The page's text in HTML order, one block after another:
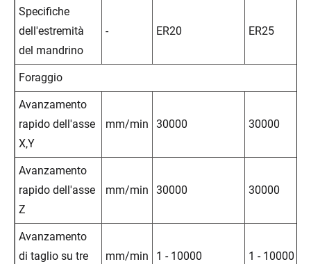
Specifiche
dell'estremità
del mandrino
- ER20 ER25
Foraggio
Avanzamento
rapido dell'asse
X,Y
mm/min 30000 30000
Avanzamento
rapido dell'asse
Z
mm/min 30000 30000
Avanzamento
di taglio su tre
mm/min 1 - 10000 1 - 10000